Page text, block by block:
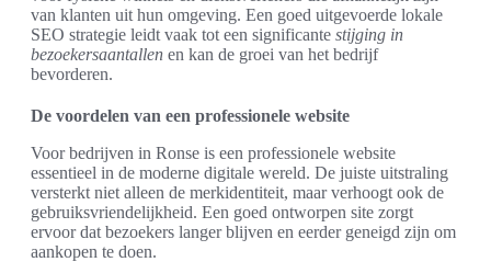
van klanten uit hun omgeving. Een goed uitgevoerde lokale
SEO strategie leidt vaak tot een significante stijging in
bezoekersaantallen en kan de groei van het bedrijf
bevorderen.
De voordelen van een professionele website
Voor bedrijven in Ronse is een professionele website
essentieel in de moderne digitale wereld. De juiste uitstraling
versterkt niet alleen de merkidentiteit, maar verhoogt ook de
gebruiksvriendelijkheid. Een goed ontworpen site zorgt
ervoor dat bezoekers langer blijven en eerder geneigd zijn om
aankopen te doen.